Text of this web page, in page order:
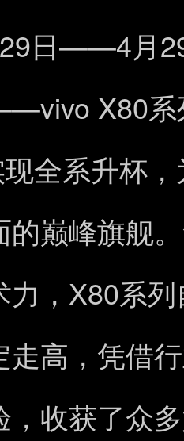
29 日 ——4月
X80
全系升杯
的巅峰旗舰
， X80系
走高，凭借
，收获了众